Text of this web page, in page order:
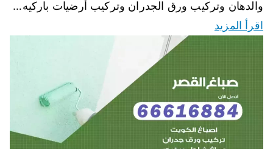
والدهان وتركيب ورق الجدران وتركيب أرضيات باركيه…
اقرأ المزيد